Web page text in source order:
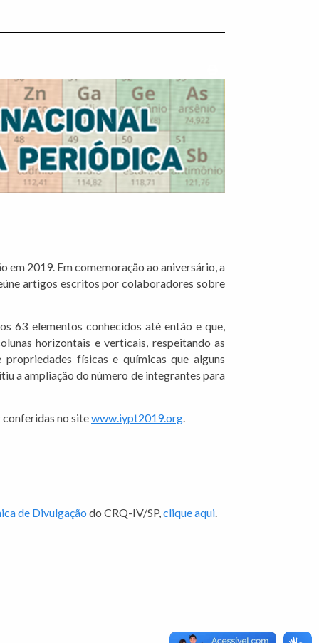
2019. Em comemoração ao aniversário, a
artigos escritos por colaboradores sobre
63 elementos conhecidos até então e que,
horizontais e verticais, respeitando as
físicas e químicas que alguns
a ampliação do número de integrantes para
conferidas no sitewww.iypt2019.org.
de Divulgação do CRQ-IV/SP,clique aqui.